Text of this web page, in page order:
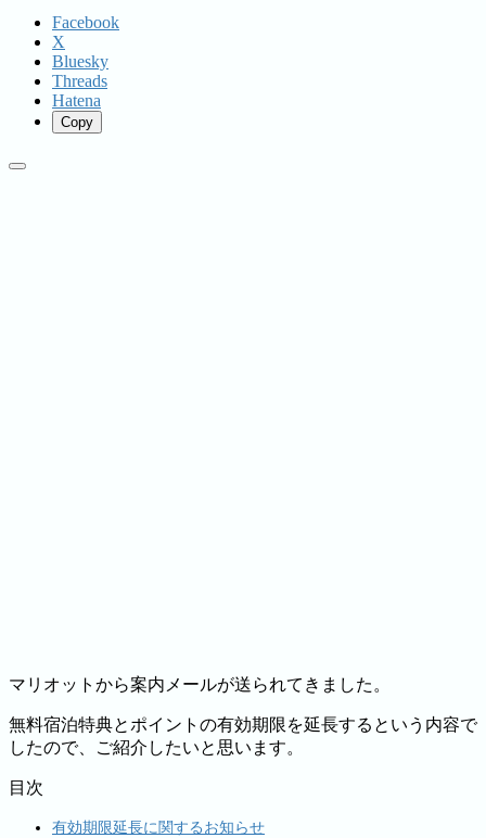
Facebook
X
Bluesky
Threads
Hatena
Copy
マリオットから案内メールが送られてきました。
無料宿泊特典とポイントの有効期限を延長するという内容で
したので、ご紹介したいと思います。
目次
有効期限延長に関するお知らせ